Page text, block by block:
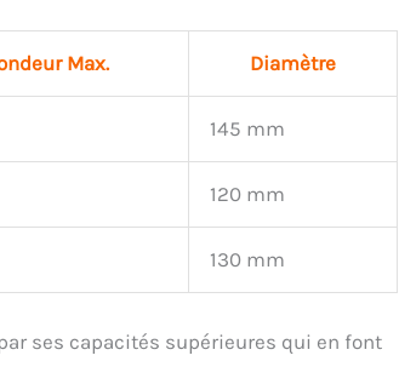
Max. Diamètre
145 mm
120 mm
130 mm
ses capacités supérieures qui en font